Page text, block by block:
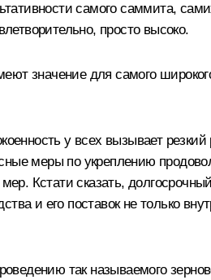
самого саммита,
просто высоко.
значение для самого
у всех вызывает резкий
меры по укреплению
Кстати сказать,
и его поставок не только
так называемого